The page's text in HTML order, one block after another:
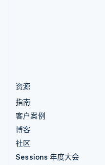
资源
指南
客户案例
博客
社区
Sessions 年度大会